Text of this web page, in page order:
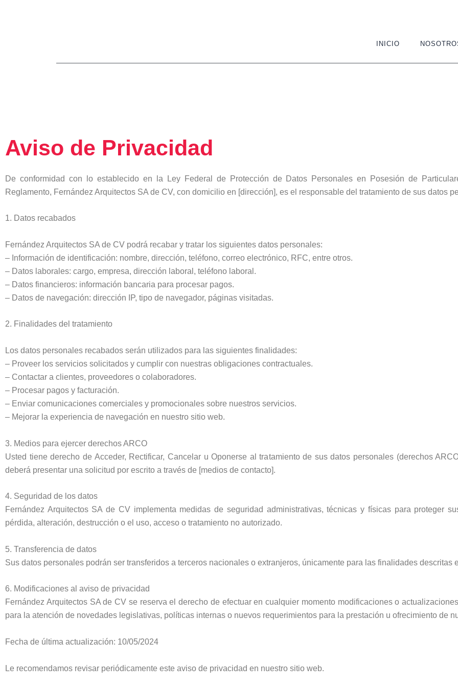
INICIO
Aviso de Privacidad
De conformidad con lo establecido en la Ley Federal de Protección de Datos Personales en Posesión de
Reglamento, Fernández Arquitectos SA de CV, con domicilio en [dirección], es el responsable del tratamiento de sus datos
1. Datos recabados
Fernández Arquitectos SA de CV podrá recabar y tratar los siguientes datos personales:
– Información de identificación: nombre, dirección, teléfono, correo electrónico, RFC, entre otros.
– Datos laborales: cargo, empresa, dirección laboral, teléfono laboral.
– Datos financieros: información bancaria para procesar pagos.
– Datos de navegación: dirección IP, tipo de navegador, páginas visitadas.
2. Finalidades del tratamiento
Los datos personales recabados serán utilizados para las siguientes finalidades:
– Proveer los servicios solicitados y cumplir con nuestras obligaciones contractuales.
– Contactar a clientes, proveedores o colaboradores.
– Procesar pagos y facturación.
– Enviar comunicaciones comerciales y promocionales sobre nuestros servicios.
– Mejorar la experiencia de navegación en nuestro sitio web.
3. Medios para ejercer derechos ARCO
Usted tiene derecho de Acceder, Rectificar, Cancelar u Oponerse al tratamiento de sus datos personales (derechos
deberá presentar una solicitud por escrito a través de [medios de contacto].
4. Seguridad de los datos
Fernández Arquitectos SA de CV implementa medidas de seguridad administrativas, técnicas y físicas para proteger
pérdida, alteración, destrucción o el uso, acceso o tratamiento no autorizado.
5. Transferencia de datos
Sus datos personales podrán ser transferidos a terceros nacionales o extranjeros, únicamente para las finalidades descritas
6. Modificaciones al aviso de privacidad
Fernández Arquitectos SA de CV se reserva el derecho de efectuar en cualquier momento modificaciones o
para la atención de novedades legislativas, políticas internas o nuevos requerimientos para la prestación u ofrecimiento de
Fecha de última actualización: 10/05/2024
Le recomendamos revisar periódicamente este aviso de privacidad en nuestro sitio web.